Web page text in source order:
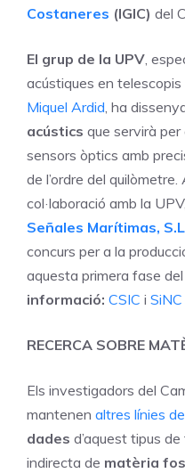
Costaneres (IGIC) del
El grup de la UPV,
acústiques en telescopis
Miquel Ardid, ha
acústics que servirà
sensors òptics amb
de l’ordre del
col·laboració amb la
Señales Marítimas,
concurs per a la
aquesta primera fase
informació: CSIC i SiNC
RECERCA SOBRE
Els investigadors del
mantenen altres línies
dades d’aquest tipus
indirecta de matèria